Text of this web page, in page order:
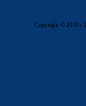
Copyright © 2010 -